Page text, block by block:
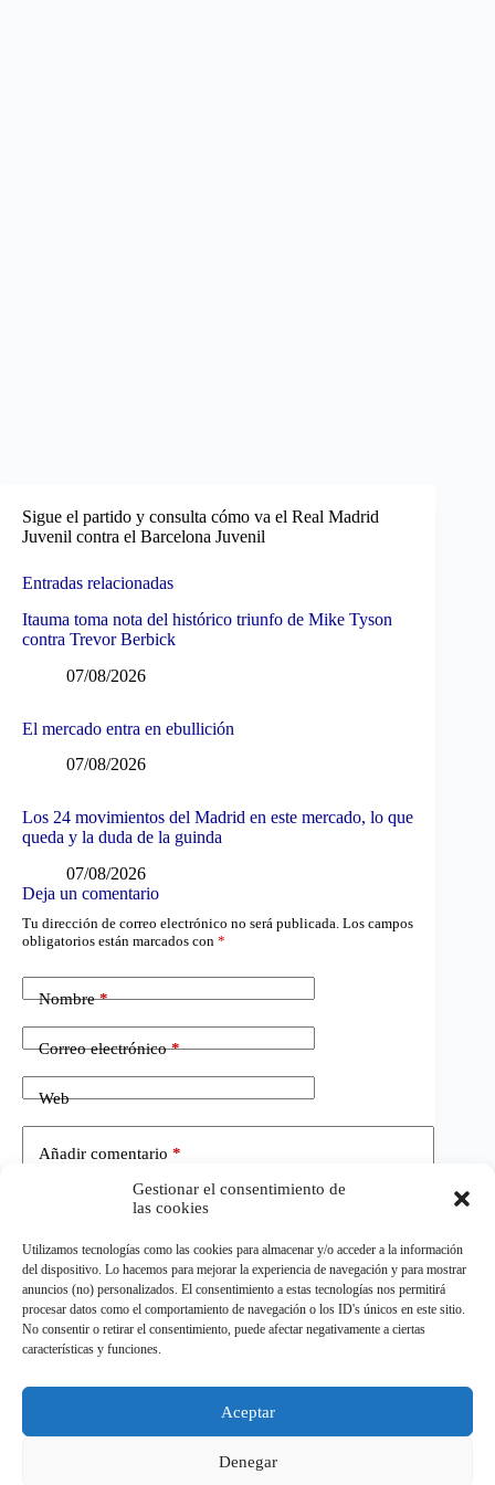
Gestionar el consentimiento de
las cookies
Utilizamos tecnologías como las cookies para almacenar y/o acceder a la información
del dispositivo. Lo hacemos para mejorar la experiencia de navegación y para mostrar
anuncios (no) personalizados. El consentimiento a estas tecnologías nos permitirá
procesar datos como el comportamiento de navegación o los ID's únicos en este sitio.
No consentir o retirar el consentimiento, puede afectar negativamente a ciertas
características y funciones.
Aceptar
Denegar
Sigue el partido y consulta cómo va el Real Madrid
Juvenil contra el Barcelona Juvenil
Entradas relacionadas
Itauma toma nota del histórico triunfo de Mike Tyson
contra Trevor Berbick
07/08/2026
El mercado entra en ebullición
07/08/2026
Los 24 movimientos del Madrid en este mercado, lo que
queda y la duda de la guinda
07/08/2026
Deja un comentario
Tu dirección de correo electrónico no será publicada. Los campos
obligatorios están marcados con *
Nombre*
Correo electrónico*
Web
Añadir comentario *
Publicar el comentario
Todos los derechos reservados.